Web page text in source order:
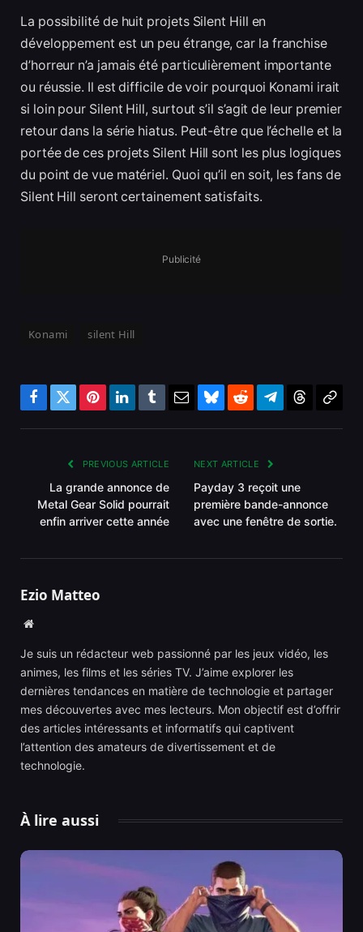
La possibilité de huit projets Silent Hill en
développement est un peu étrange, car la franchise
d’horreur n’a jamais été particulièrement importante
ou réussie. Il est difficile de voir pourquoi Konami irait
si loin pour Silent Hill, surtout s’il s’agit de leur premier
retour dans la série hiatus. Peut-être que l’échelle et la
portée de ces projets Silent Hill sont les plus logiques
du point de vue matériel. Quoi qu’il en soit, les fans de
Silent Hill seront certainement satisfaits.
Publicité
Konami silent Hill
Facebook
TwitterPinterestLinkedInTumblrEmailBlueskyRedditTelegram
PREVIOUS ARTICLE
La grande annonce de
Metal Gear Solid pourrait
enfin arriver cette année
NEXT ARTICLE
Payday 3 reçoit une
première bande-annonce
avec une fenêtre de sortie.
Ezio Matteo
Website
Je suis un rédacteur web passionné par les jeux vidéo, les
animes, les films et les séries TV. J’aime explorer les
dernières tendances en matière de technologie et partager
mes découvertes avec mes lecteurs. Mon objectif est d’offrir
des articles intéressants et informatifs qui captivent
l’attention des amateurs de divertissement et de
technologie.
À lire aussi